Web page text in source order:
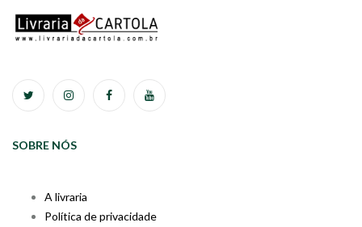
SOBRE NÓS
A livraria
Política de privacidade